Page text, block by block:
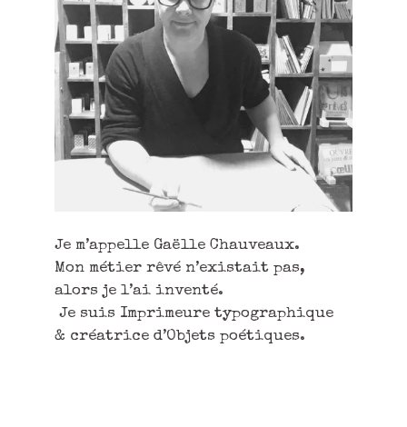
Je m’appelle Gaëlle Chauveaux.
Mon métier rêvé n’existait pas,
alors je l’ai inventé.
Je suis Imprimeure typographique
& créatrice d’Objets poétiques.